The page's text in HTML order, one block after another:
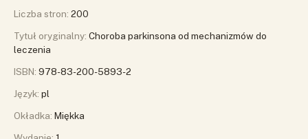
Liczba stron: 200
Tytuł oryginalny: Choroba parkinsona od mechanizmów do
leczenia
ISBN: 978-83-200-5893-2
Język: pl
Okładka: Miękka